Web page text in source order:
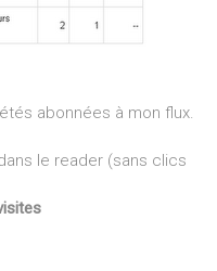
abonnées à mon flux.
le reader (sans clics